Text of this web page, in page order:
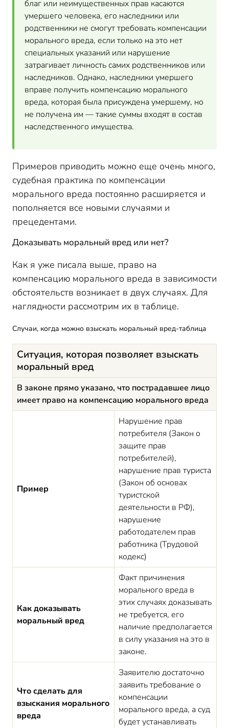
благ или неимущественных прав касаются
умершего человека, его наследники или
родственники не смогут требовать компенсации
морального вреда, если только на это нет
специальных указаний или нарушение
затрагивает личность самих родственников или
наследников. Однако, наследники умершего
вправе получить компенсацию морального
вреда, которая была присуждена умершему, но
не получена им — такие суммы входят в состав
наследственного имущества.
Примеров приводить можно еще очень много,
судебная практика по компенсации
морального вреда постоянно расширяется и
пополняется все новыми случаями и
прецедентами.
Доказывать моральный вред или нет?
Как я уже писала выше, право на
компенсацию морального вреда в зависимости
обстоятельств возникает в двух случаях. Для
наглядности рассмотрим их в таблице.
Случаи, когда можно взыскать моральный вред-таблица
Ситуация, которая позволяет взыскать
моральный вред
В законе прямо указано, что пострадавшее лицо
имеет право на компенсацию морального вреда
Пример
Нарушение прав
потребителя (Закон о
защите прав
потребителей),
нарушение прав туриста
(Закон об основах
туристской
деятельности в РФ),
нарушение
работодателем прав
работника (Трудовой
кодекс)
Как доказывать
моральный вред
Факт причинения
морального вреда в
этих случаях доказывать
не требуется, его
наличие предполагается
в силу указания на это в
законе.
Что сделать для
взыскания морального
вреда
Заявителю достаточно
заявить требование о
компенсации
морального вреда, а суд
будет устанавливать